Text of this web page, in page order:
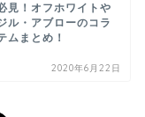
見！オフホワイトや
ル・アブローのコラ
ムまとめ！
2020年6月22日